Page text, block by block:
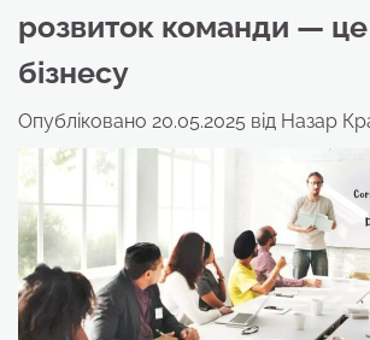
розвиток команди —
бізнесу
Опубліковано 20.05.2025 від Назар